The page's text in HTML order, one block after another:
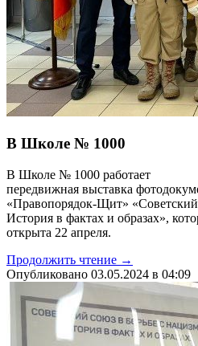
В Школе № 1000
В Школе № 1000 работает
передвижная выставка
«Правопорядок-Щит»
История в фактах и образах»,
открыта 22 апреля.
Продолжить чтение →
Опубликовано 03.05.2024 в 04:09